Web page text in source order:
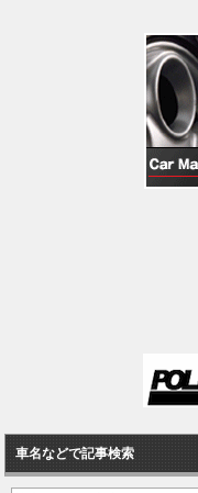
車名などで記事検索